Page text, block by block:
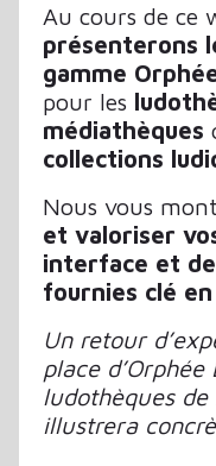
Au cours de ce
présenterons
gamme
pour les
médiathèques
collections
Nous vous
et valoriser
interface et
fournies clé
Un retour
place
ludothèques
illustrera